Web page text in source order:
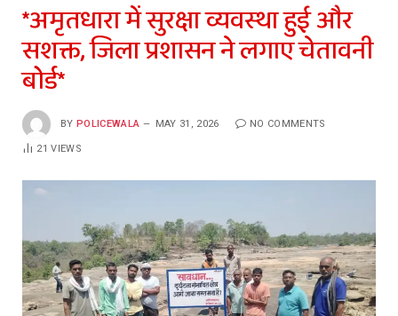
*अमृतधारा में सुरक्षा व्यवस्था हुई और
सशक्त, जिला प्रशासन ने लगाए चेतावनी
बोर्ड*
BY POLICEWALA MAY 31, 2026 NO COMMENTS
21VIEWS